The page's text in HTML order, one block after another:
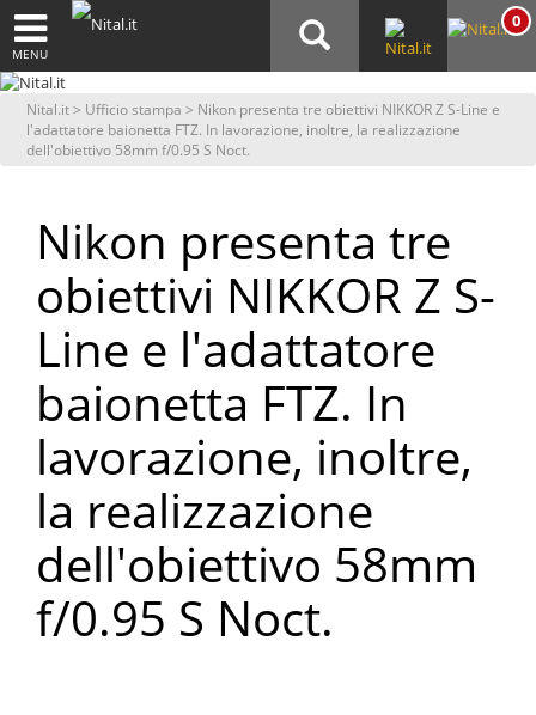
MENU
0
Nital.it> Ufficio stampa > Nikon presenta tre obiettivi NIKKOR Z S-Line e
l'adattatore baionetta FTZ. In lavorazione, inoltre, la realizzazione
dell'obiettivo 58mm f/0.95 S Noct.
Nikon presenta tre
obiettivi NIKKOR Z S-
Line e l'adattatore
baionetta FTZ. In
lavorazione, inoltre,
la realizzazione
dell'obiettivo 58mm
f/0.95 S Noct.